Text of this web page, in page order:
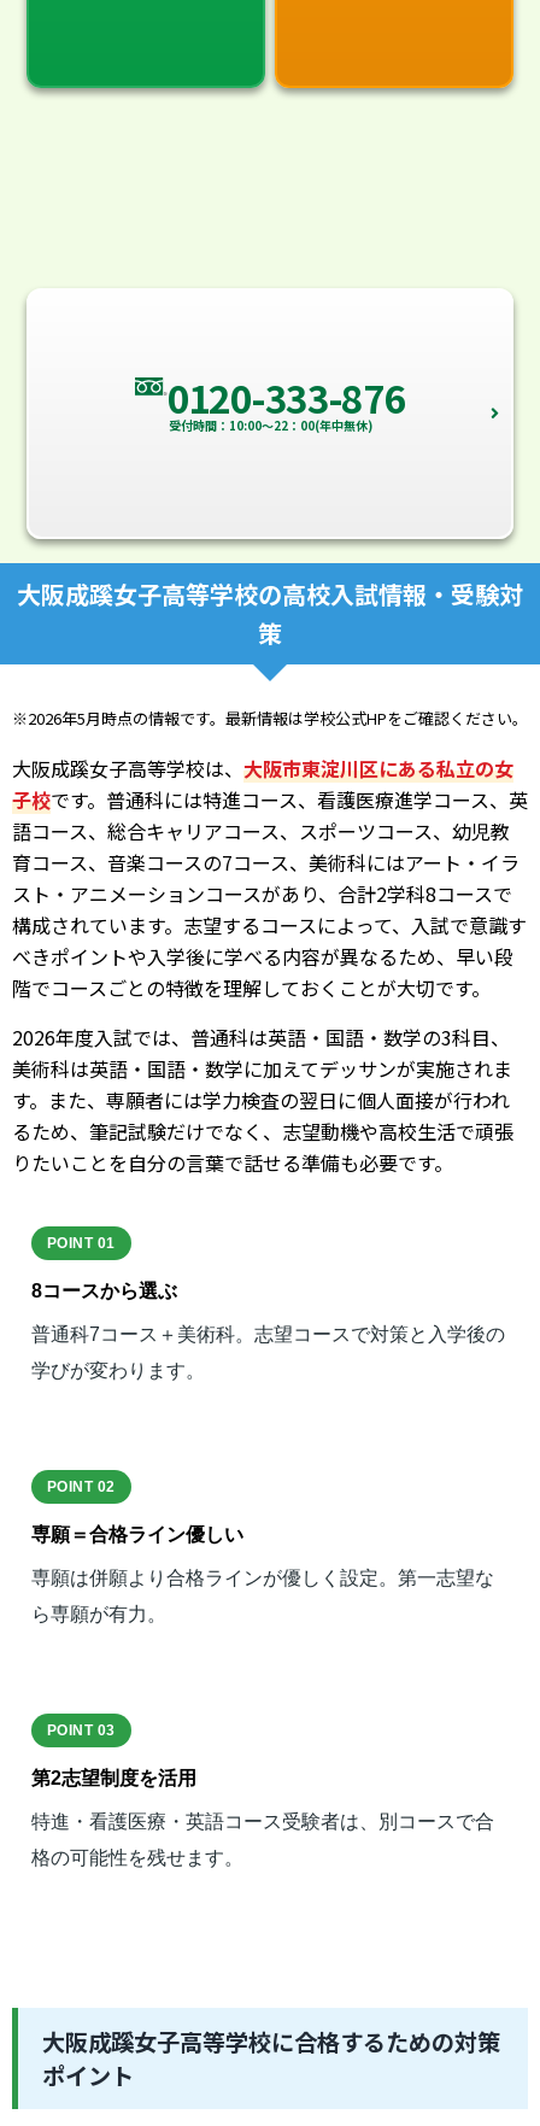
0120-333-876
受付時間：10:00～22：00(年中無休)
大阪成蹊女子高等学校の高校入試情報・受験対
策
※2026年5月時点の情報です。最新情報は学校公式HPをご確認ください。
大阪成蹊女子高等学校は、 大阪市東淀川区にある私立の女
子校です。普通科には特進コース、看護医療進学コース、英
語コース、総合キャリアコース、スポーツコース、幼児教
育コース、音楽コースの7コース、美術科にはアート・イラ
スト・アニメーションコースがあり、合計2学科8コースで
構成されています。志望するコースによって、入試で意識す
べきポイントや入学後に学べる内容が異なるため、早い段
階でコースごとの特徴を理解しておくことが大切です。
2026年度入試では、普通科は英語・国語・数学の3科目、
美術科は英語・国語・数学に加えてデッサンが実施されま
す。また、専願者には学力検査の翌日に個人面接が行われ
るため、筆記試験だけでなく、志望動機や高校生活で頑張
りたいことを自分の言葉で話せる準備も必要です。
POINT 01
8コースから選ぶ
普通科7コース＋美術科。志望コースで対策と入学後の
学びが変わります。
POINT 02
専願＝合格ライン優しい
専願は併願より合格ラインが優しく設定。第一志望な
ら専願が有力。
POINT 03
第2志望制度を活用
特進・看護医療・英語コース受験者は、別コースで合
格の可能性を残せます。
大阪成蹊女子高等学校に合格するための対策
ポイント